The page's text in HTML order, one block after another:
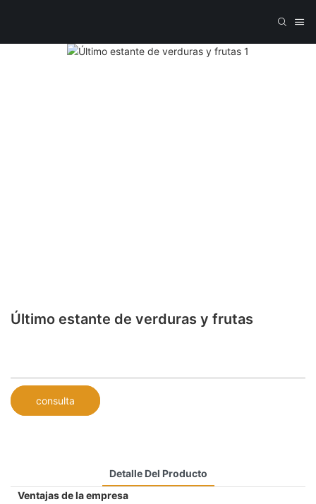
Último estante de verduras y frutas
consulta
Detalle Del Producto
Ventajas de la empresa